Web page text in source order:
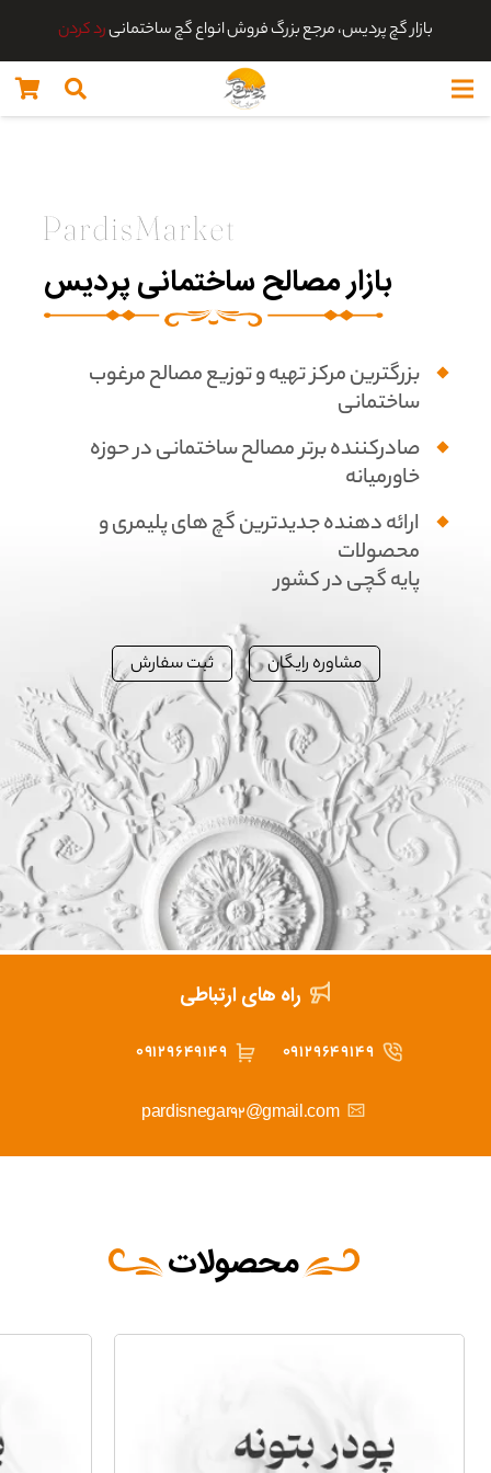
بازار گچ پردیس، مرجع بزرگ فروش انواع گچ ساختمانیرد کردن
بازار مصالح ساختمانی پردیس
بزرگترین مرکز تهیه و توزیع مصالح مرغوب
ساختمانی
صادرکننده برتر مصالح ساختمانی در حوزه
خاورمیانه
ارائه دهنده جدیدترین گچ های پلیمری و
محصولات
پایه گچی در کشور
مشاوره رایگان ثبت سفارش
راه های ارتباطی
09129649149 ۰۹۱۲۹۶۴۹۱۴۹
pardisnegar92@gmail.com
محصولات